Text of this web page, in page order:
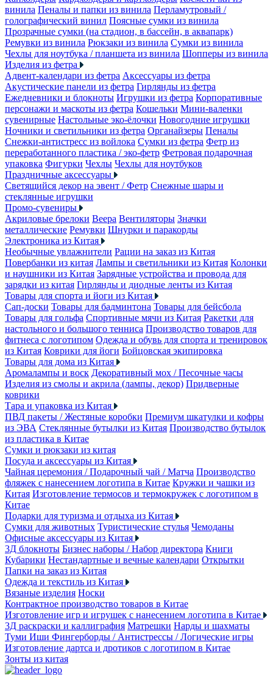
винила Пеналы и папки из винила Перламутровый /
голографический винил Поясные сумки из винила
Прозрачные сумки (на стадион, в бассейн, в аквапарк)
Ремувки из винила Рюкзаки из винила Сумки из винила
Чехлы для ноутбука / планшета из винила Шопперы из винила
Изделия из фетра
Адвент-календари из фетра Аксессуары из фетра
Акустические панели из фетра Гирлянды из фетра
Ежедневники и блокноты Игрушки из фетра Корпоративные
персонажи и маскоты из фетра Кошельки Мини-валенки
сувенирные Настольные эко-ёлочки Новогодние игрушки
Ночники и светильники из фетра Органайзеры Пеналы
Снежки-антистресс из войлока Сумки из фетра Фетр из
переработанного пластика / эко-фетр Фетровая подарочная
упаковка Фигурки Чехлы Чехлы для ноутбуков
Праздничные аксессуары
Светящийся декор на эвент / Фетр Снежные шары и
стеклянные игрушки
Промо-сувениры
Акриловые брелоки Веера Вентиляторы Значки
металлические Ремувки Шнурки и паракорды
Электроника из Китая
Необычные увлажнители Рации на заказ из Китая
Повербанки из китая Лампы и светильники из Китая Колонки
и наушники из Китая Зарядные устройства и провода для
зарядки из китая Гирлянды и диодные ленты из Китая
Товары для спорта и йоги из Китая
Сап-доски Товары для бадминтона Товары для бейсбола
Товары для гольфа Спортивные мячи из Китая Ракетки для
настольного и большого тенниса Производство товаров для
фитнеса с логотипом Одежда и обувь для спорта и тренировок
из Китая Коврики для йоги Бойцовская экипировка
Товары для дома из Китая
Аромалампы и воск Декоративный мох / Песочные часы
Изделия из смолы и акрила (лампы, декор) Придверные
коврики
Тара и упаковка из Китая
ПВД пакеты / Жестяные коробки Премиум шкатулки и кофры
из ЭВА Стеклянные бутылки из Китая Производство бутылок
из пластика в Китае
Сумки и рюкзаки из китая
Посуда и аксессуары из Китая
Чайная церемония / Подарочный чай / Матча Производство
фляжек с нанесением логотипа в Китае Кружки и чашки из
Китая Изготовление термосов и термокружек с логотипом в
Китае
Подарки для туризма и отдыха из Китая
Сумки для животных Туристические стулья Чемоданы
Офисные аксессуары из Китая
3Д блокноты Бизнес наборы / Набор директора Книги
Кубарики Нестандартные и вечные календари Открытки
Папки на заказ из Китая
Одежда и текстиль из Китая
Вязаные изделия Носки
Контрактное производство товаров в Китае
Изготовление игр и игрушек с нанесением логотипа в Китае
3Д раскраски и каллиграфия Матрешки Нарды и шахматы
Туми Иши Фингерборды / Антистрессы / Логические игры
Изготовление дартса и дротиков с логотипом в Китае
Зонты из китая